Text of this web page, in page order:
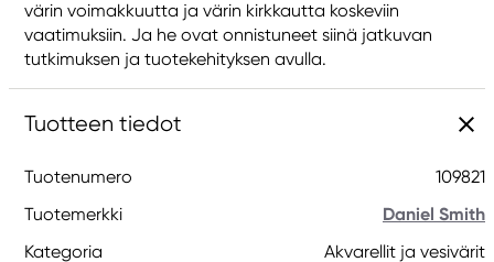
värin voimakkuutta ja värin kirkkautta koskeviin
vaatimuksiin. Ja he ovat onnistuneet siinä jatkuvan
tutkimuksen ja tuotekehityksen avulla.
Tuotteen tiedot
Tuotenumero
109821
Tuotemerkki
Daniel Smith
Kategoria
Akvarellit ja vesivärit